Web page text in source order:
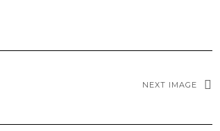
NEXT IMAGE